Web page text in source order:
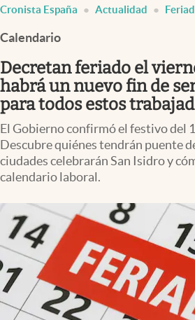
España
Cronista España Actualidad
Calendario
Decretan feriado el
habrá un nuevo fin de
para todos estos
El Gobierno confirmó el festivo del
Descubre quiénes tendrán puente
ciudades celebrarán San Isidro y
calendario laboral.